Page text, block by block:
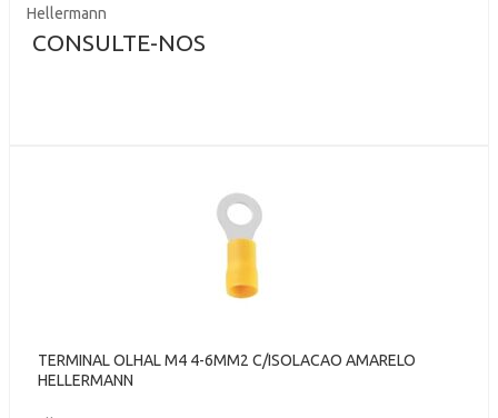
Hellermann
CONSULTE-NOS
TERMINAL OLHAL M4 4-6MM2 C/ISOLACAO AMARELO
HELLERMANN